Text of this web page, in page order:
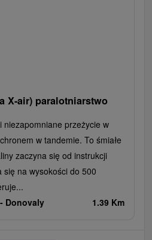
X-air) paralotniarstwo
niezapomniane przeżycie w
w tandemie. To śmiałe
zaczyna się od instrukcji
na wysokości do 500
Donovaly 1.39 Km